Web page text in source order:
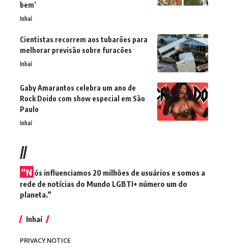
bem’
Inhaí
Cientistas recorrem aos tubarões para
melhorar previsão sobre furacões
Inhaí
Gaby Amarantos celebra um ano de
Rock Doido com show especial em São
Paulo
Inhaí
//
“N ós influenciamos 20 milhões de usuários e somos a
rede de notícias do Mundo LGBTI+ número um do
planeta.”
Inhaí
PRIVACY NOTICE